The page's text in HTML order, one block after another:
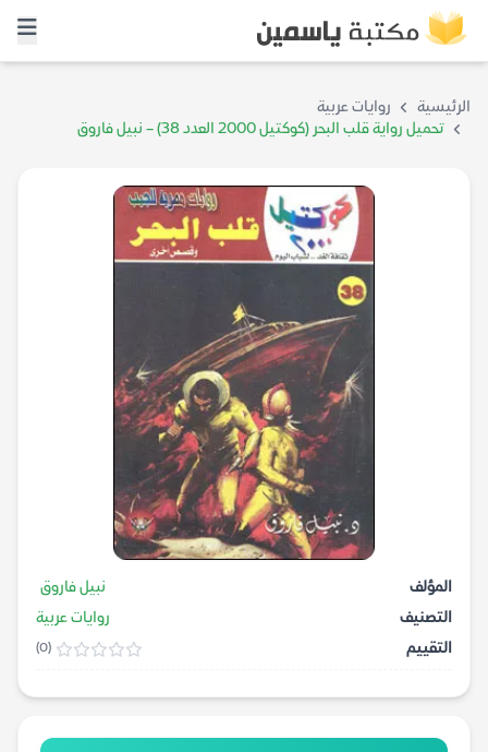
الرئيسية
روايات عربية
تحميل رواية قلب البحر (كوكتيل 2000 العدد 38) – نبيل فاروق
المؤلف
نبيل فاروق
التصنيف
روايات عربية
التقييم
(0)